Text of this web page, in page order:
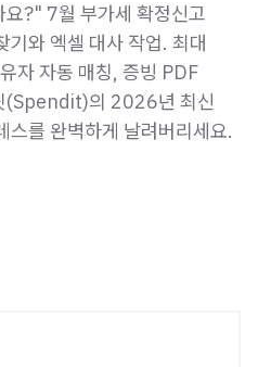
?" 7월 부가세 확정신고
기와 엑셀 대사 작업. 최대
자 자동 매칭, 증빙 PDF
(Spendit)의 2026년 최신
스를 완벽하게 날려버리세요.